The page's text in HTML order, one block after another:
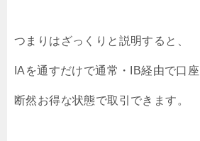
つまりはざっくりと説明すると、
IAを通すだけで通常・IB経由で口
断然お得な状態で取引できます。